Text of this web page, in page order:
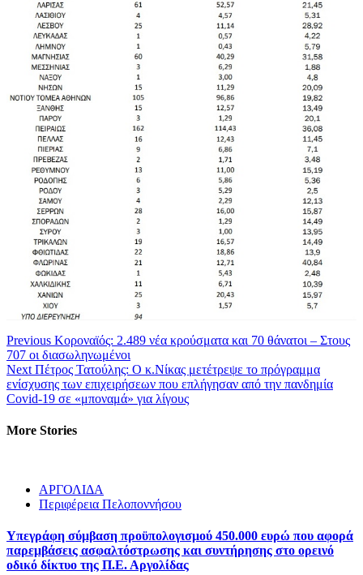
Continue
Reading
Previous Κοροναϊός: 2.489 νέα κρούσματα και 70 θάνατοι – Στους
707 οι διασωληνωμένοι
Next Πέτρος Τατούλης: Ο κ.Νίκας μετέτρεψε το πρόγραμμα
ενίσχυσης των επιχειρήσεων που επλήγησαν από την πανδημία
Covid-19 σε «μποναμά» για λίγους
More Stories
ΑΡΓΟΛΙΔΑ
Περιφέρεια Πελοποννήσου
Υπεγράφη σύμβαση προϋπολογισμού 450.000 ευρώ που αφορά
παρεμβάσεις ασφαλτόστρωσης και συντήρησης στο ορεινό
οδικό δίκτυο της Π.Ε. Αργολίδας